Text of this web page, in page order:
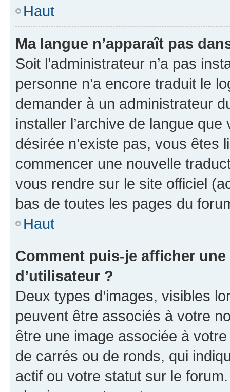
Haut
Ma langue n’apparaît pas
Soit l’administrateur n’a pas
personne n’a encore traduit le
demander à un administrateur
installer l’archive de langue
désirée n’existe pas, vous êtes
commencer une nouvelle
vous rendre sur le site officiel
bas de toutes les pages du
Haut
Comment puis-je afficher
d’utilisateur ?
Deux types d’images, visibles
peuvent être associés à votre
être une image associée à
de carrés ou de ronds, qui
actif ou votre statut sur le